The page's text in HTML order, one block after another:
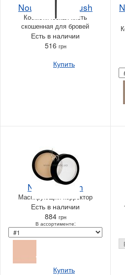
Nouba Brow Brush
Косметическая кисть
скошенная для бровей
Есть в наличии
516 грн
Купить
NoUBA Touch
Маскирующий корректор
Есть в наличии
884 грн
В ассортименте:
Купить